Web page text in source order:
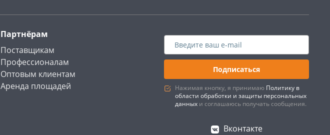
Партнёрам
Поставщикам
Профессионалам
Оптовым клиентам
Аренда площадей
Подписаться
Нажимая кнопку, я принимаю Политику в
области обработки и защиты персональных
данных и соглашаюсь получать сообщения.
Вконтакте